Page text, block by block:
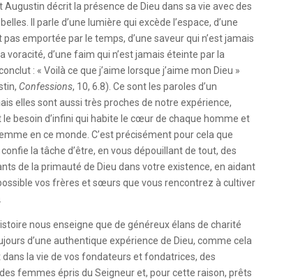
Augustin décrit la présence de Dieu dans sa vie avec des
Il parle d’une lumière qui excède l’espace, d’une
pas emportée par le temps, d’une saveur qui n’est jamais
voracité, d’une faim qui n’est jamais éteinte par la
: « Voilà ce que j’aime lorsque j’aime mon Dieu »
Confessions, 10, 6.8). Ce sont les paroles d’un
elles sont aussi très proches de notre expérience,
besoin d’infini qui habite le cœur de chaque homme et
en ce monde. C’est précisément pour cela que
confie la tâche d’être, en vous dépouillant de tout, des
de la primauté de Dieu dans votre existence, en aidant
vos frères et sœurs que vous rencontrez à cultiver
nous enseigne que de généreux élans de charité
d’une authentique expérience de Dieu, comme cela
dans la vie de vos fondateurs et fondatrices, des
femmes épris du Seigneur et, pour cette raison, prêts